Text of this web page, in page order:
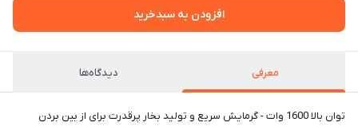
افزودن به سبدخرید
معرفی دیدگاه‌ها
توان بالا 1600 وات - گرمایش سریع و تولید بخار پرقدرت برای از بین بردن